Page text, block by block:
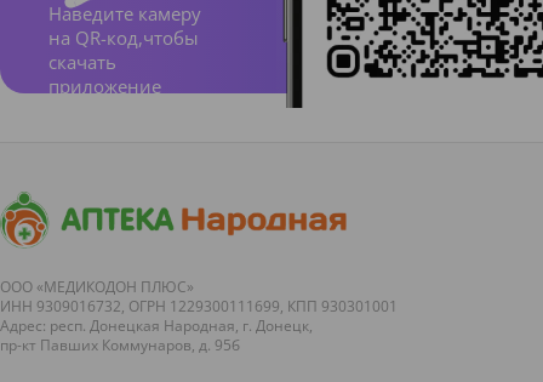
Наведите камеру
на QR-код,чтобы
скачать
приложение
ООО «МЕДИКОДОН ПЛЮС»
ИНН 9309016732, ОГРН 1229300111699, КПП 930301001
Адрес: респ. Донецкая Народная, г. Донецк,
пр-кт Павших Коммунаров, д. 95б